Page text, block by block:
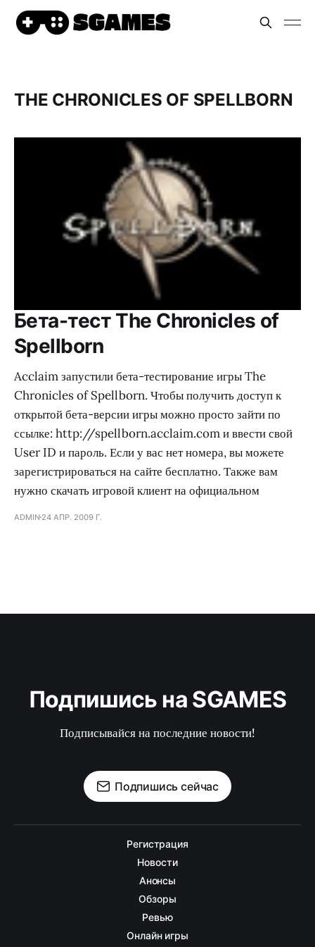
THE CHRONICLES OF SPELLBORN
Бета-тест The Chronicles of
Spellborn
Acclaim запустили бета-тестирование игры The
Chronicles of Spellborn. Чтобы получить доступ к
открытой бета-версии игры можно просто зайти по
ссылке: http://spellborn.acclaim.com и ввести свой
User ID и пароль. Если у вас нет номера, вы можете
зарегистрироваться на сайте бесплатно. Также вам
нужно скачать игровой клиент на официальном
ADMIN 24 АПР. 2009 Г.
Подпишись на SGAMES
Подписывайся на последние новости!
Подпишись сейчас
Регистрация
Новости
Анонсы
Обзоры
Ревью
Онлайн игры